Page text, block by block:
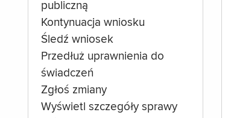
publiczną
Kontynuacja wniosku
Śledź wniosek
Przedłuż uprawnienia do
świadczeń
Zgłoś zmiany
Wyświetl szczegóły sprawy